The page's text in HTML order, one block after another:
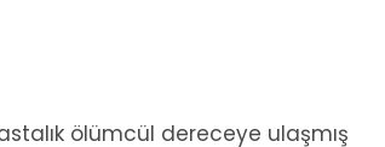
ölümcül dereceye ulaşmış